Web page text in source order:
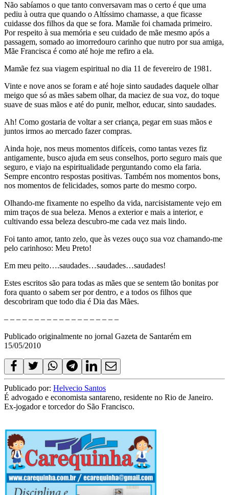
Não sabíamos o que tanto conversavam mas o certo é que uma
pediu à outra que quando o Altíssimo chamasse, a que ficasse
cuidasse dos filhos da que se fora. Mamãe foi chamada primeiro.
Por respeito à sua memória e seu cuidado de mãe mesmo após a
passagem, somado ao imorredouro carinho que nutro por sua amiga,
Mãe Francisca é como até hoje me refiro a ela.
Mamãe fez sua viagem espiritual no dia 11 de fevereiro de 1981.
Vinte e nove anos se foram e até hoje sinto saudades daquele olhar
meigo que só as mães sabem olhar, da maciez de sua voz, do toque
suave de suas mãos e até do punir, melhor, educar, sinto saudades.
Ah! Como gostaria de voltar a ser criança, pegar em suas mãos e
juntos irmos ao mercado fazer compras.
Ainda hoje, nos meus momentos difíceis, como tantas vezes fiz
antigamente, busco ajuda em seus conselhos, porto seguro mais que
seguro, e viajo na espiritualidade perguntando como ela faria.
Sempre encontro respostas positivas. Também nos momentos bons,
nos momentos de felicidades, somos parte do mesmo corpo.
Olhando-me fixamente no espelho da vida, narcisistamente vejo em
mim traços de sua beleza. Menos a exterior e mais a interior, e
cultivando essa beleza descubro-me cada vez mais lindo.
Foi tanto amor, tanto zelo, que às vezes ouço sua voz chamando-me
pelo carinhoso: Meu Preto!
Em meu peito….saudades…saudades…saudades!
Estes escritos são para todas as mães que se sentem tão bonitas por
fora quanto o sabem ser por dentro, e a todos os filhos que
descobriram que todo dia é Dia das Mães.
– – – – – – – – – – – – – – – – – – –
Publicado originalmente no jornal Gazeta de Santarém em
15/05/2010
Publicado por: Helvecio Santos
É advogado e economista santareno, residente no Rio de Janeiro.
Ex-jogador e torcedor do São Francisco.